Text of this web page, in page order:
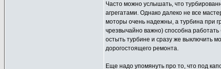
Часто можно услышать, что
агрегатами. Однако далеко не все
моторы очень надежны, а турбина при
чрезвычайно важно) способна
остыть турбине и сразу же выключить
дорогостоящего ремонта.
Еще надо упомянуть про то, что под